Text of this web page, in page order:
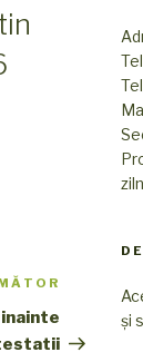
Articolul
următor
și